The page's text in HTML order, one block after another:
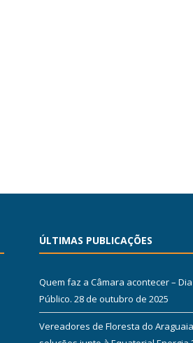
ÚLTIMAS PUBLICAÇÕES
Quem faz a Câmara acontecer –
Público. 28 de outubro de 2025
Vereadores de Floresta do